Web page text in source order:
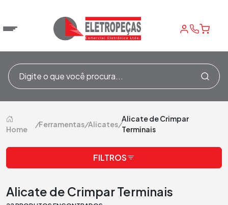
Home
/Ferramentas/Alicates/
Alicate de Crimpar
Terminais
FILTROS
Alicate de Crimpar Terminais